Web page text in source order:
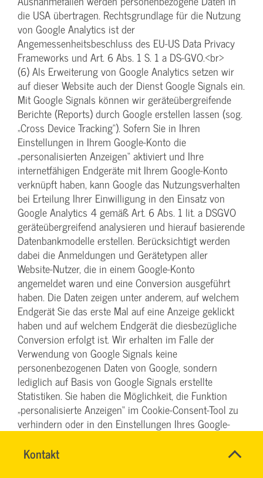
Kontakt
DENISE
Name*
die USA übertragen. Rechtsgrundlage für die Nutzung
von Google Analytics ist der
Angemessenheitsbeschluss des EU-US Data Privacy
Frameworks und Art. 6 Abs. 1 S. 1 a DS-GVO.<br>
(6) Als Erweiterung von Google Analytics setzen wir
auf dieser Website auch der Dienst Google Signals ein.
Mit Google Signals können wir geräteübergreifende
Berichte (Reports) durch Google erstellen lassen (sog.
„Cross Device Tracking“). Sofern Sie in Ihren
Einstellungen in Ihrem Google-Konto die
„personalisierten Anzeigen“ aktiviert und Ihre
internetfähigen Endgeräte mit Ihrem Google-Konto
verknüpft haben, kann Google das Nutzungsverhalten
bei Erteilung Ihrer Einwilligung in den Einsatz von
Google Analytics 4 gemäß Art. 6 Abs. 1 lit. a DSGVO
geräteübergreifend analysieren und hierauf basierende
Datenbankmodelle erstellen. Berücksichtigt werden
dabei die Anmeldungen und Gerätetypen aller
Website-Nutzer, die in einem Google-Konto
angemeldet waren und eine Conversion ausgeführt
haben. Die Daten zeigen unter anderem, auf welchem
Endgerät Sie das erste Mal auf eine Anzeige geklickt
haben und auf welchem Endgerät die diesbezügliche
Conversion erfolgt ist. Wir erhalten im Falle der
Verwendung von Google Signals keine
personenbezogenen Daten von Google, sondern
lediglich auf Basis von Google Signals erstellte
Statistiken. Sie haben die Möglichkeit, die Funktion
„personalisierte Anzeigen“ im Cookie-Consent-Tool zu
verhindern oder in den Einstellungen Ihres Google-
geräteübergreifende Analyse im Zusammenhang mit